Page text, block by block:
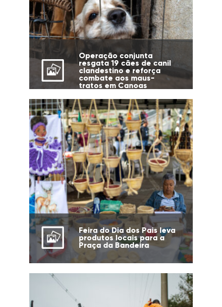
Operação conjunta
resgata 19 cães de canil
clandestino e reforça
combate aos maus-
tratos em Canoas
Feira do Dia dos Pais leva
produtos locais para a
Praça da Bandeira